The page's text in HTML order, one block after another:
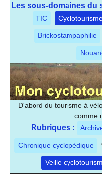
Les sous-domaines du
TIC Cyclotourisme
Brickostampaphilie
D'abord du tourisme à
comme
Rubriques :
Chronique cyclopédique
Veille